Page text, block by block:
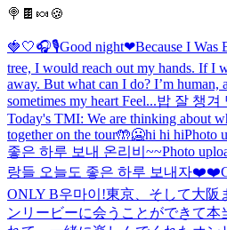
🍭🍫🍬🍪
🍓🤍🎧🎙️Good night❤Because I Was
tree, I would reach out my hands. If I
away. But what can I do? I’m human,
sometimes my heart Feel...밥 잘 챙겨
Today's TMI: We are thinking about
together on the tour🤲🥶hi hi hiPhoto
좋은 하루 보내 온리비~~Photo
랑들 오늘도 좋은 하루 보내자❤️❤️
ONLY B우마이!東京、そして大阪
ンリービーに会うことができて本